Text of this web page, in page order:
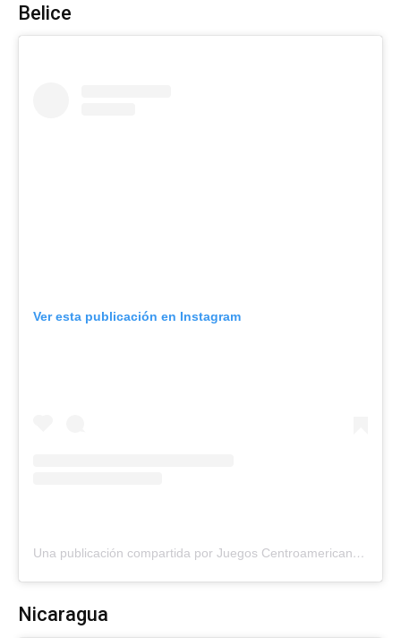
Belice
Ver esta publicación en Instagram
Una publicación compartida por Juegos Centroamericanos, Guatemala 2025 (@jcaguatemala2025)
Nicaragua